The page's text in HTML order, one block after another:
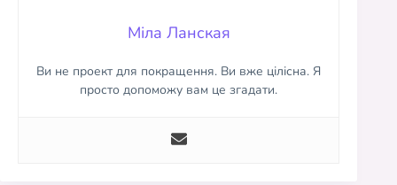
Міла Ланская
Ви не проект для покращення. Ви вже цілісна. Я
просто допоможу вам це згадати.